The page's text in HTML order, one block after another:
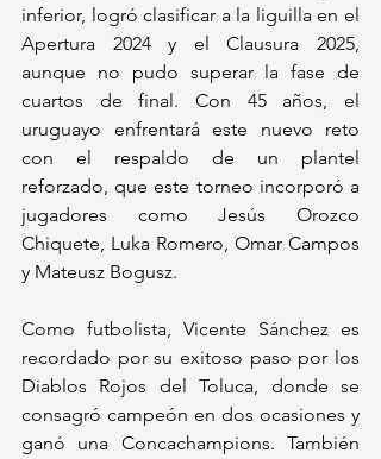
inferior, logró clasificar a la liguilla en el
Apertura 2024 y el Clausura 2025,
aunque no pudo superar la fase de
cuartos de final. Con 45 años, el
uruguayo enfrentará este nuevo reto
con el respaldo de un plantel
reforzado, que este torneo incorporó a
jugadores como Jesús Orozco
Chiquete, Luka Romero, Omar Campos
y Mateusz Bogusz.
Como futbolista, Vicente Sánchez es
recordado por su exitoso paso por los
Diablos Rojos del Toluca, donde se
consagró campeón en dos ocasiones y
ganó una Concachampions. También